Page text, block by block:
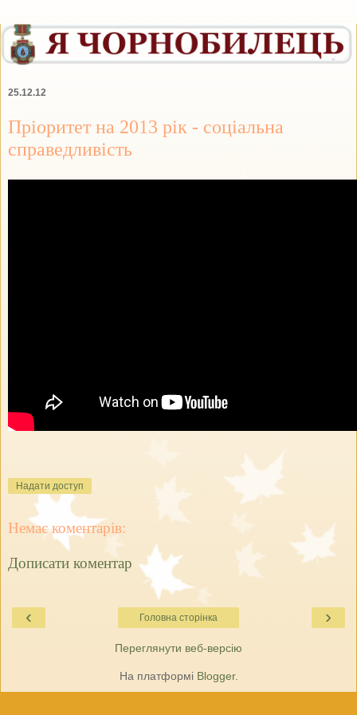
25.12.12
Пріоритет на 2013 рік - соціальна
справедливість
Надати доступ
Немає коментарів:
Дописати коментар
‹ ›
Головна сторінка
Переглянути веб-версію
На платформі Blogger.